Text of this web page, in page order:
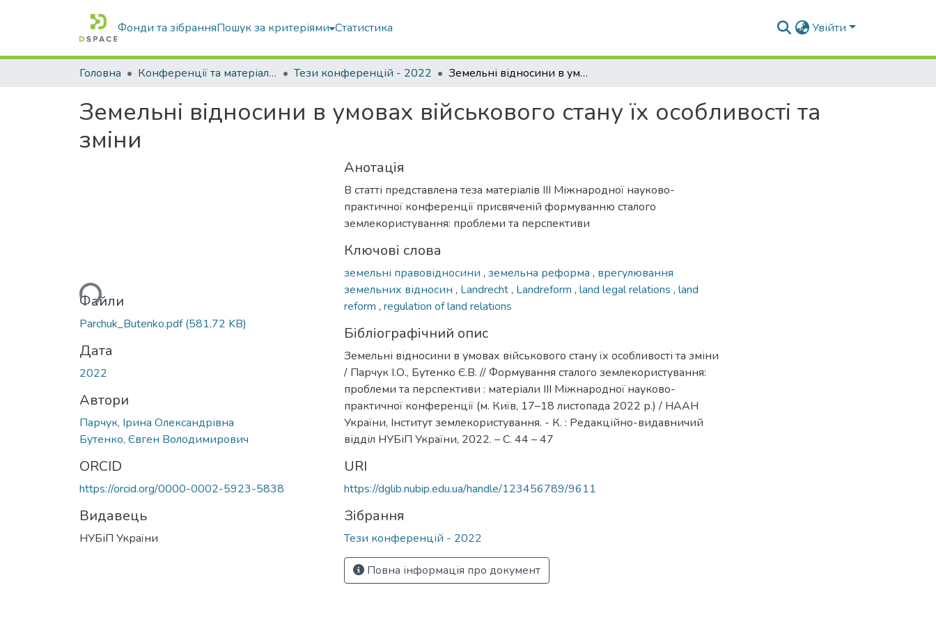
Фонди та зібранняПошук за критеріями Статистика Увійти
Головна Конференції та матеріали конференцій Тези конференцій - 2022 Земельні відносини в умовах військового стану їх особливості та зміни
Земельні відносини в умовах військового стану їх особливості та
зміни
Вантажиться...Файли
Parchuk_Butenko.pdf(581,72 KB)
Дата
2022
Автори
Парчук, Ірина Олександрівна
Бутенко, Євген Володимирович
ORCID
https://orcid.org/0000-0002-5923-5838
Видавець
НУБіП України
Анотація
В статті представлена теза матеріалів ІІІ Міжнародної науково-
практичної конференції присвяченій формуванню сталого
землекористування: проблеми та перспективи
Ключові слова
земельні правовідносини , земельна реформа , врегулювання
земельних відносин , Landrecht, Landreform , land legal relations , land
reform , regulation of land relations
Бібліографічний опис
Земельні відносини в умовах військового стану їх особливості та зміни
/ Парчук І.О., Бутенко Є.В. // Формування сталого землекористування:
проблеми та перспективи : матеріали ІІІ Міжнародної науково-
практичної конференції (м. Київ, 17–18 листопада 2022 р.) / НААН
України, Інститут землекористування. - К. : Редакційно-видавничий
відділ НУБіП України, 2022. – С. 44 – 47
URI
https://dglib.nubip.edu.ua/handle/123456789/9611
Зібрання
Тези конференцій - 2022
Повна інформація про документ